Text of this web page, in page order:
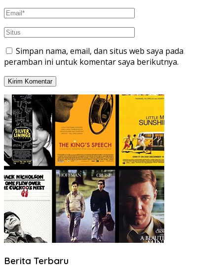
Simpan nama, email, dan situs web saya pada
peramban ini untuk komentar saya berikutnya.
Berita Terbaru